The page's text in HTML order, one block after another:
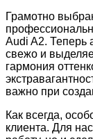
Грамотно
Audi A2. Теперь
свежо и
гармония
важно при
Как всегда,
клиента. Для